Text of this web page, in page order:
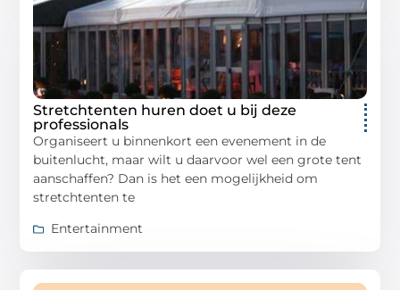
Stretchtenten huren doet u bij deze
professionals
Organiseert u binnenkort een evenement in de
buitenlucht, maar wilt u daarvoor wel een grote tent
aanschaffen? Dan is het een mogelijkheid om
stretchtenten te
Entertainment